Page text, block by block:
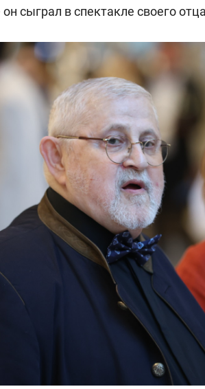
он сыграл в спектакле своего